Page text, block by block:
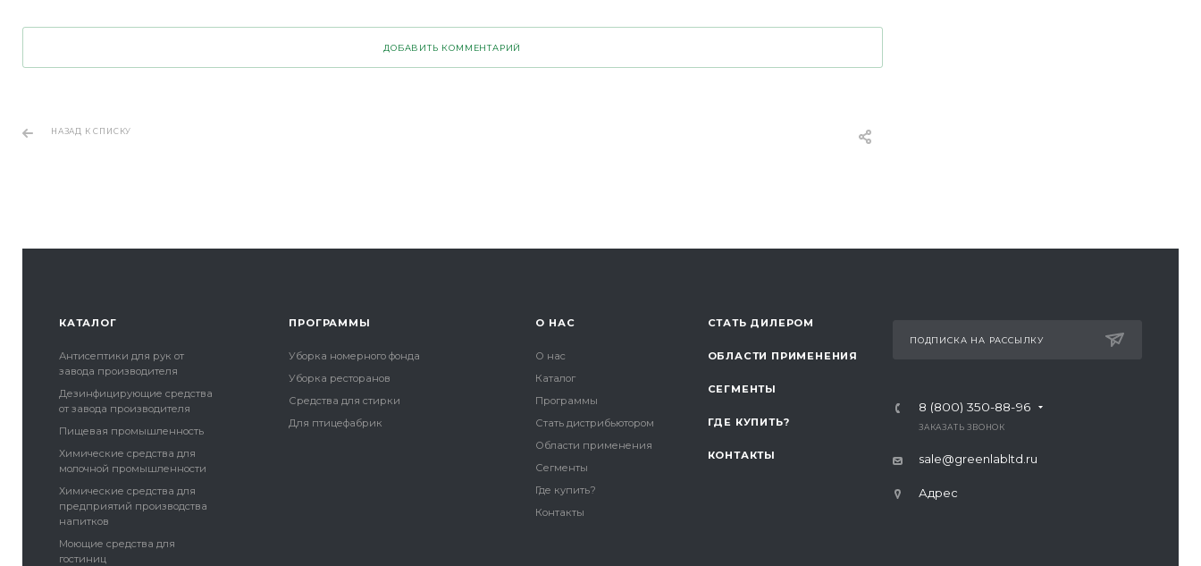
ДОБАВИТЬ КОММЕНТАРИЙ
НАЗАД К СПИСКУ
КАТАЛОГ
Антисептики для рук от
завода производителя
Дезинфицирующие средства
от завода производителя
Пищевая промышленность
Химические средства для
молочной промышленности
Химические средства для
предприятий производства
напитков
Моющие средства для
гостиниц
ПРОГРАММЫ
Уборка номерного фонда
Уборка ресторанов
Средства для стирки
Для птицефабрик
О НАС
О нас
Каталог
Программы
Стать дистрибьютором
Области применения
Сегменты
Где купить?
Контакты
СТАТЬ ДИЛЕРОМ
ОБЛАСТИ ПРИМЕНЕНИЯ
СЕГМЕНТЫ
ГДЕ КУПИТЬ?
КОНТАКТЫ
ПОДПИСКА НА РАССЫЛКУ
8 (800) 350-88-96
ЗАКАЗАТЬ ЗВОНОК
sale@greenlabltd.ru
Адрес